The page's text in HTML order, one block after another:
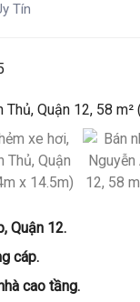
Tín
Quận 12.
cáp.
cao tầng.